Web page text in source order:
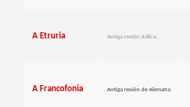
A Etruria Antiga rexión itálica.
A Francofonia Antiga rexión de Alemaña.